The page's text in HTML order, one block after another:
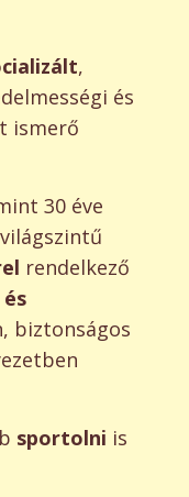
,
és
ismerő
30 éve
rendelkező
biztonságos
sportolni is